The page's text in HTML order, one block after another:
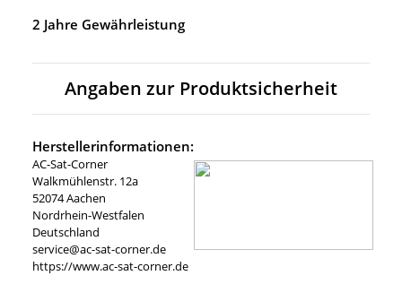
2 Jahre Gewährleistung
Angaben zur Produktsicherheit
Herstellerinformationen:
AC-Sat-Corner
Walkmühlenstr. 12a
52074 Aachen
Nordrhein-Westfalen
Deutschland
service@ac-sat-corner.de
https://www.ac-sat-corner.de